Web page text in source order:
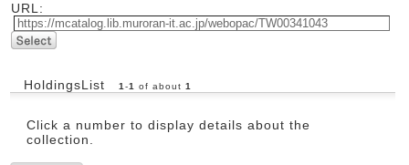
URL:
HoldingsList 1-1 of about 1
Click a number to display details about the
collection.